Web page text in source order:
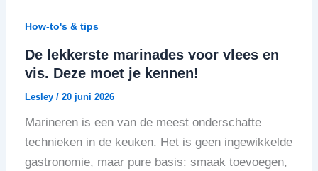
How-to's & tips
De lekkerste marinades voor vlees en
vis. Deze moet je kennen!
Lesley / 20 juni 2026
Marineren is een van de meest onderschatte
technieken in de keuken. Het is geen ingewikkelde
gastronomie, maar pure basis: smaak toevoegen,